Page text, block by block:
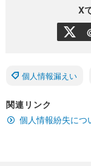
X
個人情報漏えい
関連リンク
個人情報紛失につ